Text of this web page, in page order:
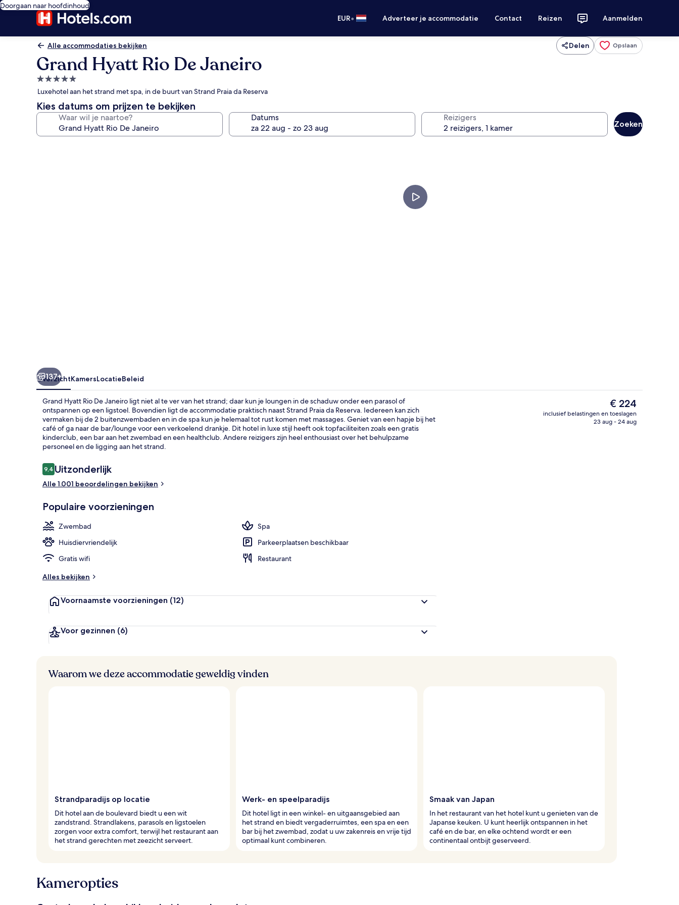
Doorgaan naar hoofdinhoud
EUR• Adverteer je accommodatie Contact Reizen Aanmelden
Alle accommodaties bekijken Delen Opslaan
Grand Hyatt Rio De Janeiro
5.0-
sterrenaccommodatie
Luxehotel aan het strand met spa, in de buurt van Strand Praia da Reserva
Kies datums om prijzen te bekijken
Waar wil je naartoe? Datums Reizigers
Zoeken
Exterieur Designer toiletartikelen, een
137+
OverzichtKamersLocatieBeleid
Grand Hyatt Rio De Janeiro ligt niet al te ver van het strand; daar kun je loungen in de schaduw onder een parasol of
ontspannen op een ligstoel. Bovendien ligt de accommodatie praktisch naast Strand Praia da Reserva. Iedereen kan zich
vermaken bij de 2 buitenzwembaden en in de spa kun je helemaal tot rust komen met massages. Geniet van een hapje bij het
café of ga naar de bar/lounge voor een verkoelend drankje. Dit hotel in luxe stijl heeft ook topfaciliteiten zoals een gratis
kinderclub, een bar aan het zwembad en een healthclub. Andere reizigers zijn heel enthousiast over het behulpzame
personeel en de ligging aan het strand.
Beoordelingen
9,49,4 op 10 –
Uitzonderlijk
Alle 1.001 beoordelingen bekijken
Populaire voorzieningen
Zwembad
Spa
Huisdiervriendelijk
Parkeerplaatsen beschikbaar
Gratis wifi
Restaurant
Alles bekijken
Voornaamste voorzieningen (12)
Voor gezinnen (6)
De
huidige
prijs
€ 224
inclusief belastingen en toeslagen
23 aug - 24 aug
Waarom we deze accommodatie geweldig vinden
Strandparadijs op locatie
Dit hotel aan de boulevard biedt u een wit
zandstrand. Strandlakens, parasols en ligstoelen
zorgen voor extra comfort, terwijl het restaurant aan
het strand gerechten met zeezicht serveert.
Werk- en speelparadijs
Dit hotel ligt in een winkel- en uitgaansgebied aan
het strand en biedt vergaderruimtes, een spa en een
bar bij het zwembad, zodat u uw zakenreis en vrije tijd
optimaal kunt combineren.
Smaak van Japan
In het restaurant van het hotel kunt u genieten van de
Japanse keuken. U kunt heerlijk ontspannen in het
café en de bar, en elke ochtend wordt er een
continentaal ontbijt geserveerd.
Kameropties